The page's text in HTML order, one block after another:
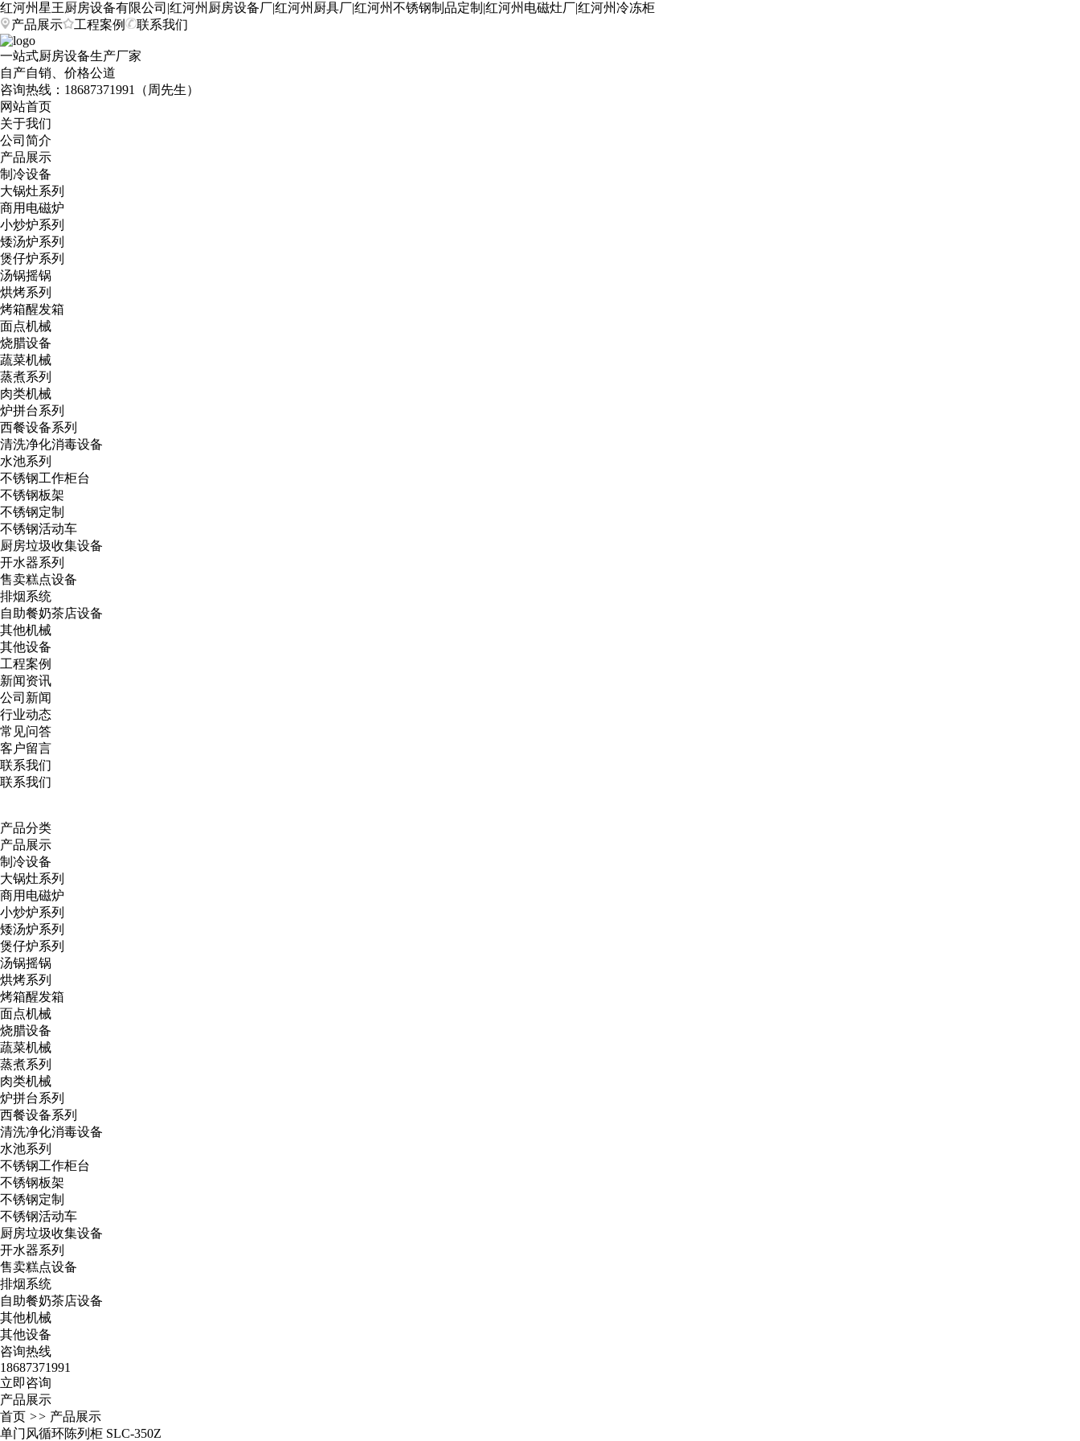
红河州星王厨房设备有限公司|红河州厨房设备厂|红河州厨具厂|红河州不锈钢制品定制|红河州电磁灶厂|红河州冷冻柜
产品展示
工程案例 联系我们
一站式厨房设备生产厂家
自产自销、价格公道
咨询热线： 18687371991（周先生）
网站首页
关于我们
公司简介
产品展示
制冷设备
大锅灶系列
商用电磁炉
小炒炉系列
矮汤炉系列
煲仔炉系列
汤锅摇锅
烘烤系列
烤箱醒发箱
面点机械
烧腊设备
蔬菜机械
蒸煮系列
肉类机械
炉拼台系列
西餐设备系列
清洗净化消毒设备
水池系列
不锈钢工作柜台
不锈钢板架
不锈钢定制
不锈钢活动车
厨房垃圾收集设备
开水器系列
售卖糕点设备
排烟系统
自助餐奶茶店设备
其他机械
其他设备
工程案例
新闻资讯
公司新闻
行业动态
常见问答
客户留言
联系我们
联系我们
产品分类
产品展示
制冷设备
大锅灶系列
商用电磁炉
小炒炉系列
矮汤炉系列
煲仔炉系列
汤锅摇锅
烘烤系列
烤箱醒发箱
面点机械
烧腊设备
蔬菜机械
蒸煮系列
肉类机械
炉拼台系列
西餐设备系列
清洗净化消毒设备
水池系列
不锈钢工作柜台
不锈钢板架
不锈钢定制
不锈钢活动车
厨房垃圾收集设备
开水器系列
售卖糕点设备
排烟系统
自助餐奶茶店设备
其他机械
其他设备
咨询热线
18687371991
立即咨询
产品展示
首页 >> 产品展示
单门风循环陈列柜 SLC-350Z